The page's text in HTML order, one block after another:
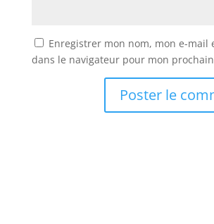
Enregistrer mon nom, mon e-mail
dans le navigateur pour mon